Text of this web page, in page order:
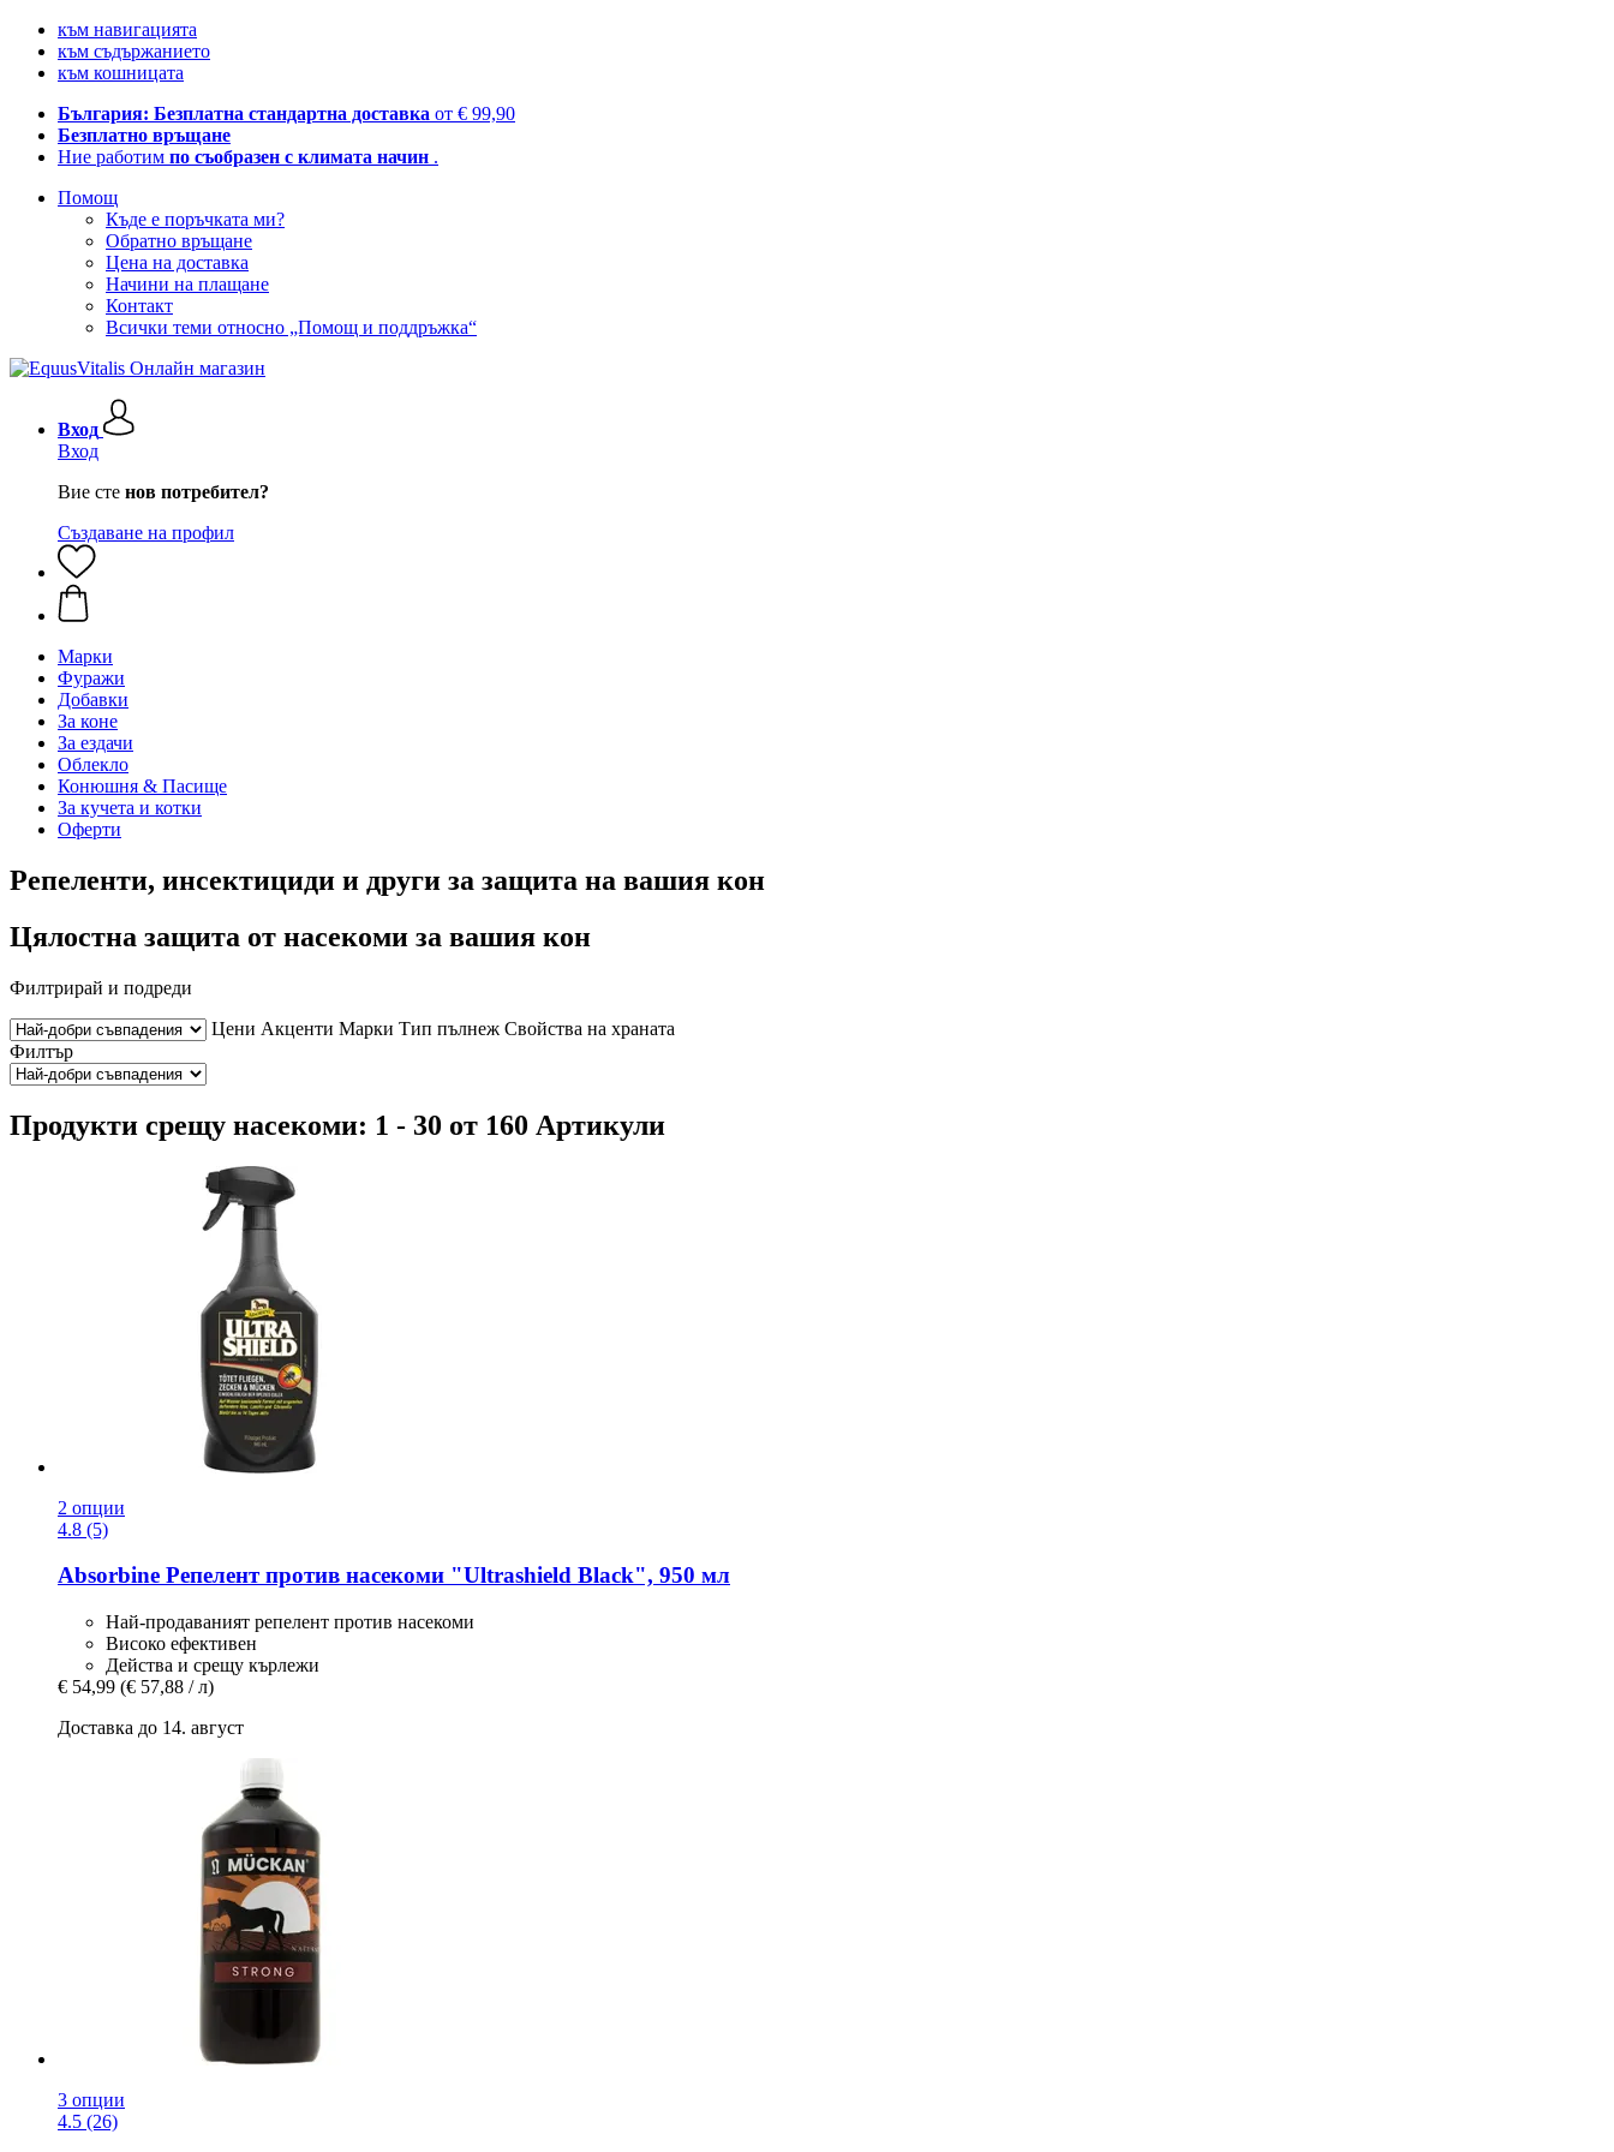
към навигацията
към съдържанието
към кошницата
България: Безплатна стандартна доставка от € 99,90
Безплатно връщане
Ние работим по съобразен с климата начин .
Помощ
Къде е поръчката ми?
Обратно връщане
Цена на доставка
Начини на плащане
Контакт
Всички теми относно „Помощ и поддръжка“
Вход
Вход
Вие сте нов потребител?
Създаване на профил
Марки
Фуражи
Добавки
За коне
За ездачи
Облекло
Конюшня & Пасище
За кучета и котки
Оферти
Репеленти, инсектициди и други за защита на вашия кон
Цялостна защита от насекоми за вашия кон
Филтрирай и подреди
Цени Акценти Марки Тип пълнеж Свойства на храната
Филтър
Продукти срещу насекоми: 1 - 30 от 160 Артикули
2 опции
4.8 (5)
Absorbine Репелент против насекоми "Ultrashield Black", 950 мл
Най-продаваният репелент против насекоми
Високо ефективен
Действа и срещу кърлежи
€ 54,99 (€ 57,88 / л)
Доставка до 14. август
3 опции
4.5 (26)